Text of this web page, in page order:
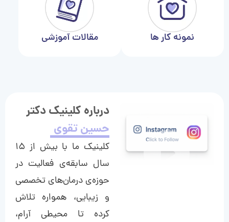
نمونه کار ها مقالات آموزشی
درباره کلینیک دکتر
حسین تقوی
کلینیک ما با بیش از ۱۵
سال سابقه‌ی فعالیت در
حوزه‌ی درمان‌های تخصصی
و زیبایی، همواره تلاش
کرده تا محیطی آرام،